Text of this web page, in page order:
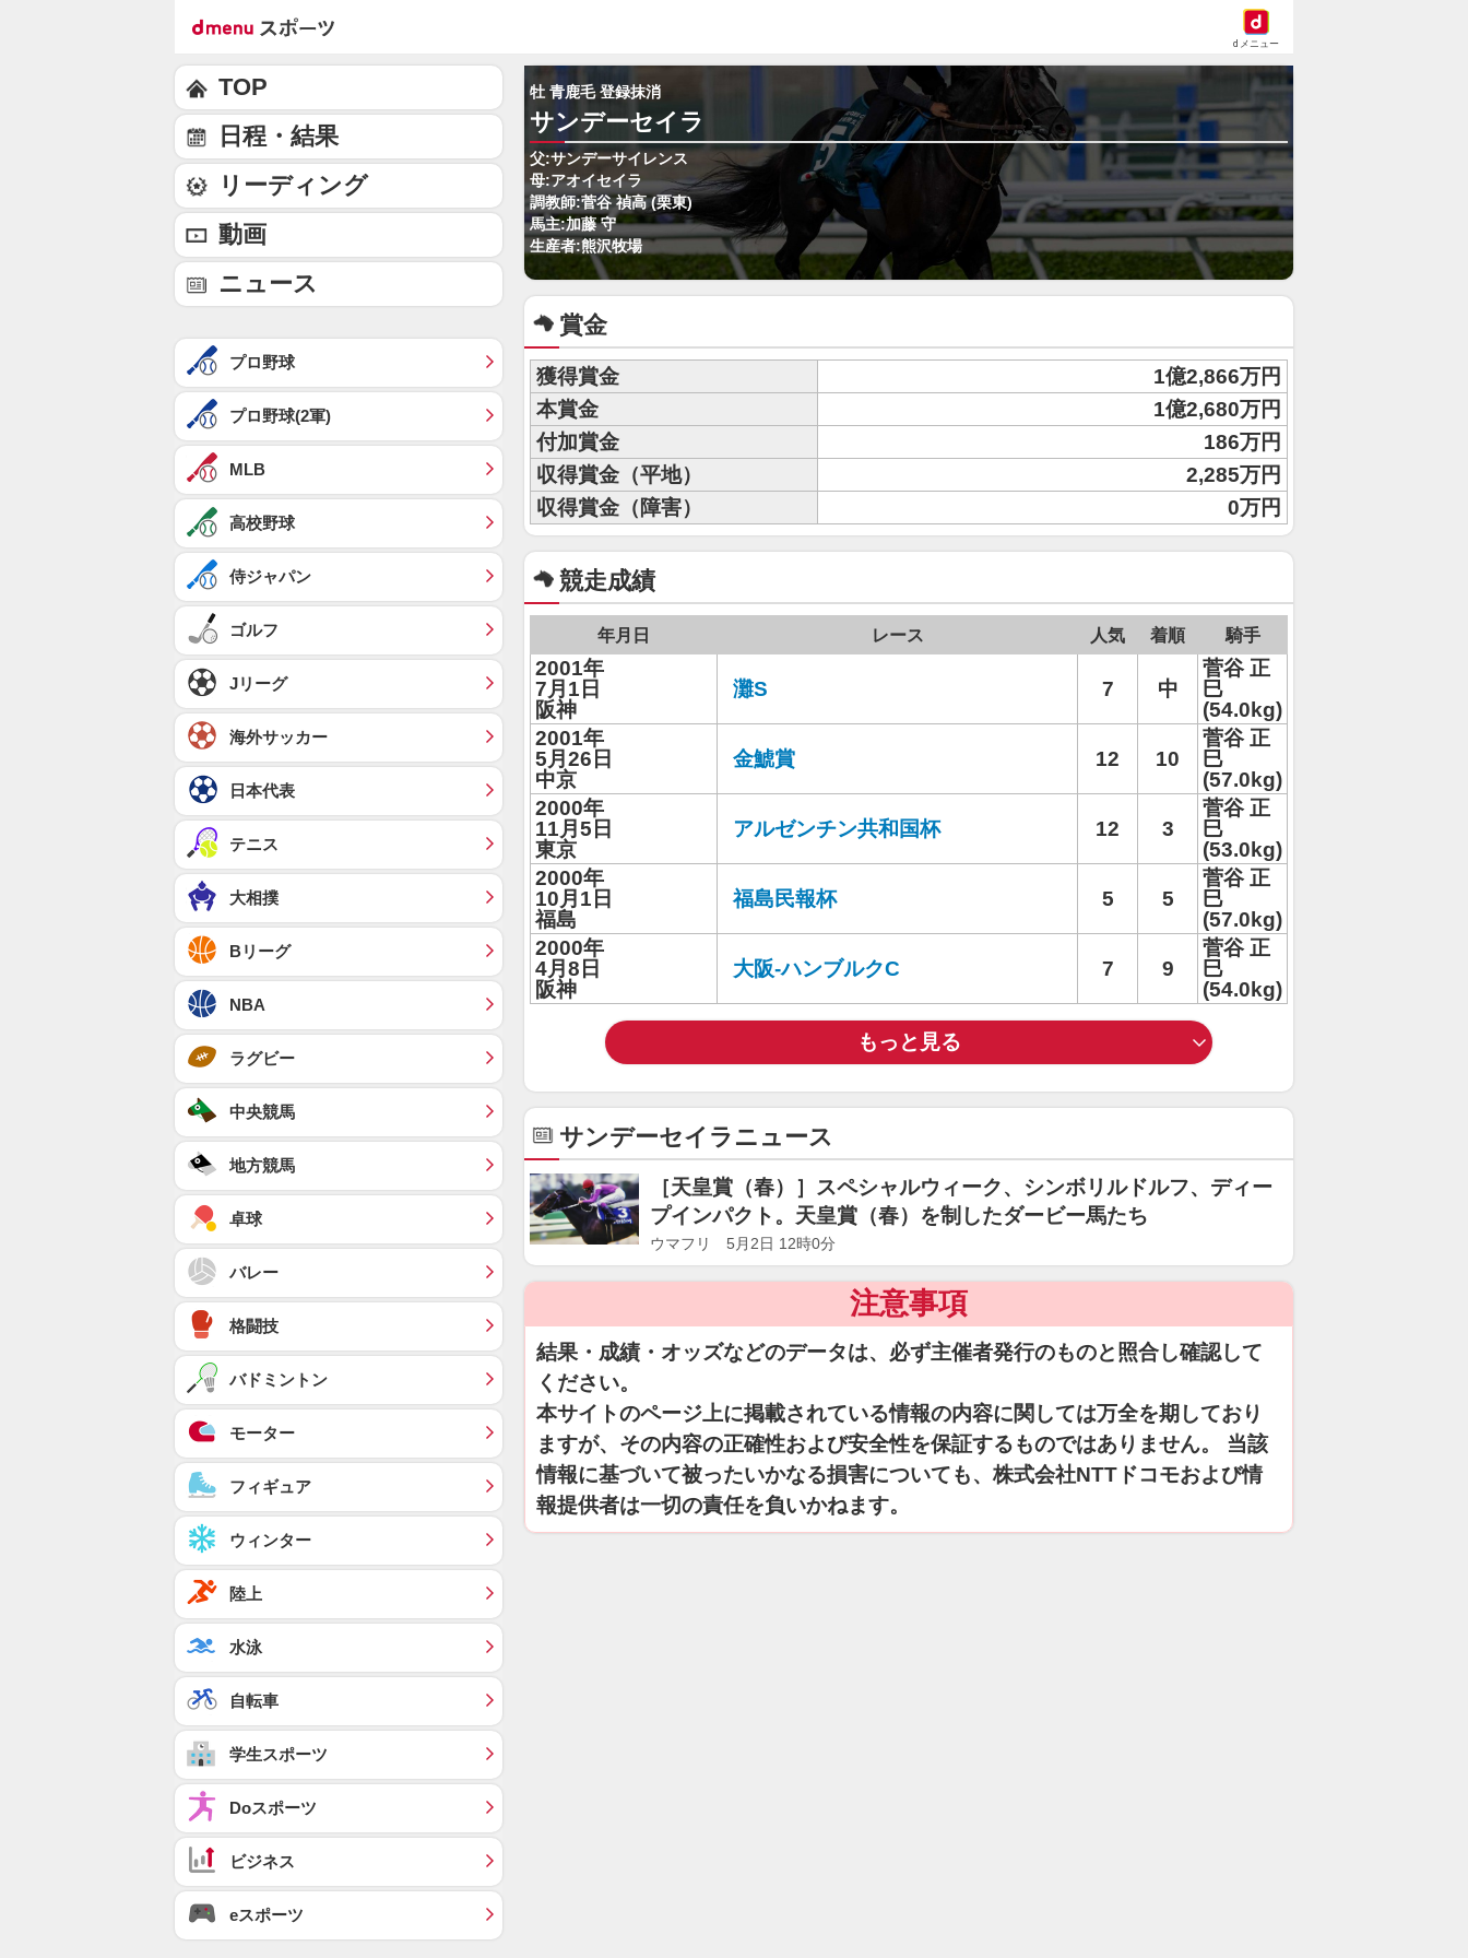
dメニュー
牡 青鹿毛 登録抹消
サンデーセイラ
父:サンデーサイレンス
母:アオイセイラ
調教師:菅谷 禎高 (栗東)
馬主:加藤 守
生産者:熊沢牧場
賞金
獲得賞金
1億2,866万円
本賞金
1億2,680万円
付加賞金
186万円
収得賞金（平地）
2,285万円
収得賞金（障害）
0万円
競走成績
年月日 レース 人気 着順 騎手
2001年
7月1日
阪神
灘S 7 中
菅谷 正
巳
(54.0kg)
2001年
5月26日
中京
金鯱賞 12 10
菅谷 正
巳
(57.0kg)
2000年
11月5日
東京
アルゼンチン共和国杯 12 3
菅谷 正
巳
(53.0kg)
2000年
10月1日
福島
福島民報杯 5 5
菅谷 正
巳
(57.0kg)
2000年
4月8日
阪神
大阪-ハンブルクC 7 9
菅谷 正
巳
(54.0kg)
もっと見る
サンデーセイラニュース
［天皇賞（春）］スペシャルウィーク、シンボリルドルフ、ディー
プインパクト。天皇賞（春）を制したダービー馬たち
ウマフリ 5月2日 12時0分
注意事項
結果・成績・オッズなどのデータは、必ず主催者発行のものと照合し確認して
ください。
本サイトのページ上に掲載されている情報の内容に関しては万全を期しており
ますが、その内容の正確性および安全性を保証するものではありません。 当該
情報に基づいて被ったいかなる損害についても、株式会社NTTドコモおよび情
報提供者は一切の責任を負いかねます。
TOP
日程・結果
リーディング
動画
ニュース
プロ野球
プロ野球(2軍)
MLB
高校野球
侍ジャパン
ゴルフ
Jリーグ
海外サッカー
日本代表
テニス
大相撲
Bリーグ
NBA
ラグビー
中央競馬
地方競馬
卓球
バレー
格闘技
バドミントン
モーター
フィギュア
ウィンター
陸上
水泳
自転車
学生スポーツ
Doスポーツ
ビジネス
eスポーツ